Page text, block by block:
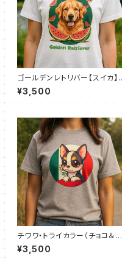
ゴールデンレトリバー【スイカ】
ベーシックTシャツ（全50色）
¥3,500
チワワ・トライカラー（チョコ＆タ
ン＆ホワイト）ベーシックTシャ
ツ（全52色）
¥3,500